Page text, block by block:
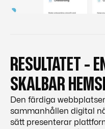
RESULTATET -
SKALBAR
Den färdiga
sammanhållen digital
sätt presenterar